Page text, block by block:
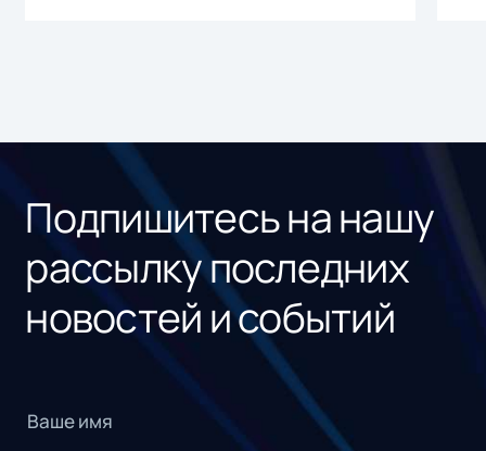
Подпишитесь на нашу
рассылку последних
новостей и событий